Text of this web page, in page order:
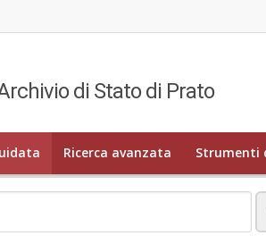
di Stato di Prato
Ricerca avanzata Strumenti